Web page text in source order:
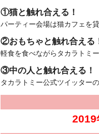
①猫と触れ合える！
パーティー会場は猫カフェを
②おもちゃと触れ合える
軽食を食べながらタカラトミ
③中の人と触れ合える！
タカラトミー公式ツイッター
2019